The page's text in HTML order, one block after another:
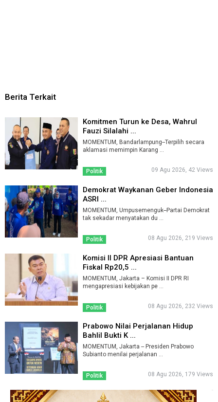
Berita Terkait
Komitmen Turun ke Desa, Wahrul
Fauzi Silalahi ...
MOMENTUM, Bandarlampung--Terpilih secara
aklamasi memimpin Karang ...
Politik 09 Agu 2026, 42 Views
Demokrat Waykanan Geber Indonesia
ASRI ...
MOMENTUM, Umpusemenguk--Partai Demokrat
tak sekadar menyatakan du ...
Politik 08 Agu 2026, 219 Views
Komisi II DPR Apresiasi Bantuan
Fiskal Rp20,5 ...
MOMENTUM, Jakarta – Komisi II DPR RI
mengapresiasi kebijakan pe ...
Politik 08 Agu 2026, 232 Views
Prabowo Nilai Perjalanan Hidup
Bahlil Bukti K ...
MOMENTUM, Jakarta -- Presiden Prabowo
Subianto menilai perjalanan ...
Politik 08 Agu 2026, 179 Views